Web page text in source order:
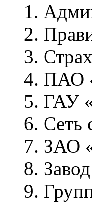
1.
2.
3.
4. ПАО
5. ГАУ
6.
7. ЗАО
8.
9.